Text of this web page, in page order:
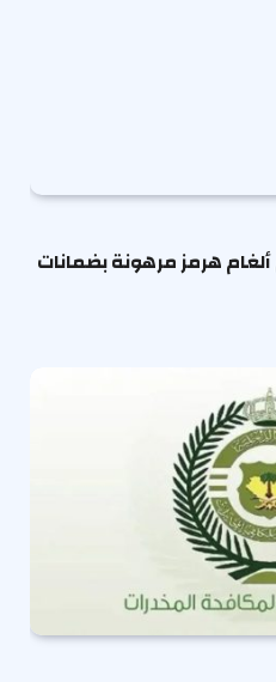
هرمز مرهونة بضمانات